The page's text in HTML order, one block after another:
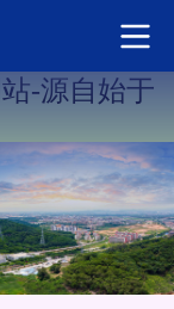
-源自始于